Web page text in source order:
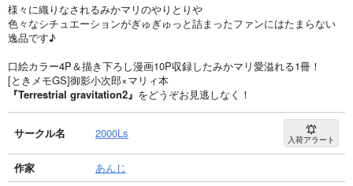
様々に織りなされるみかマリのやりとりや
色々なシチュエーションがぎゅぎゅっと詰まったファンにはたまらない
逸品です♪
口絵カラー4P＆描き下ろし漫画10P収録したみかマリ愛溢れる1冊！
[ときメモGS]御影小次郎×マリィ本
『Terrestrial gravitation2』 をどうぞお見逃しなく！
サークル名 2000Ls 入荷アラート
作家
あんじ